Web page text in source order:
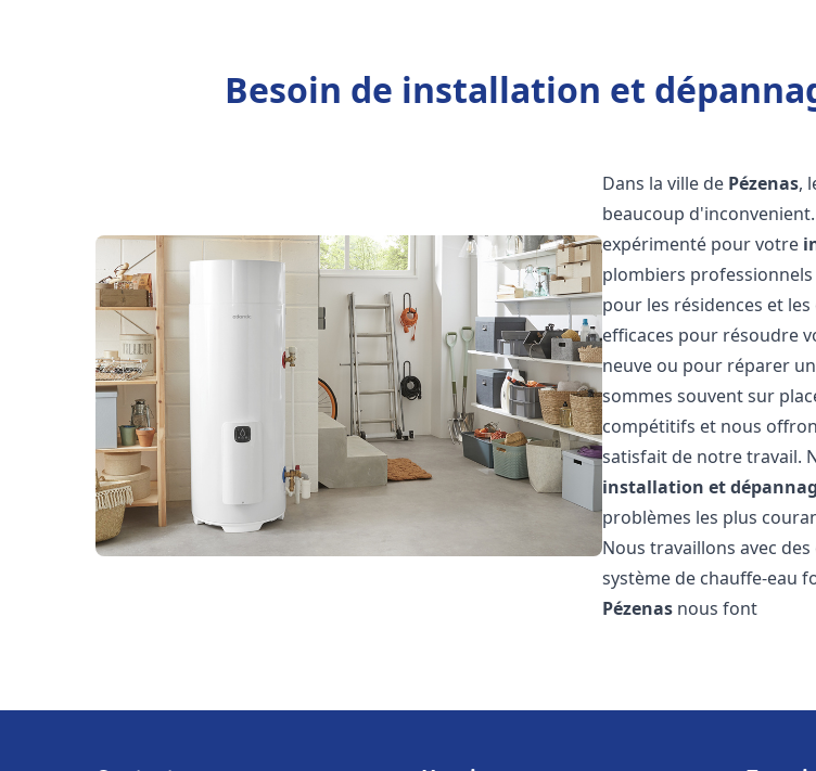
Besoin de installation et
Dans la ville de Pézenas,
beaucoup
expérimenté pour votre
plombiers
pour les résidences et
efficaces pour résoudre
neuve ou pour réparer
sommes souvent sur
compétitifs et nous
satisfait de notre travail.
installation et
problèmes les plus
Nous travaillons avec
système de chauffe-eau
Pézenas nous font